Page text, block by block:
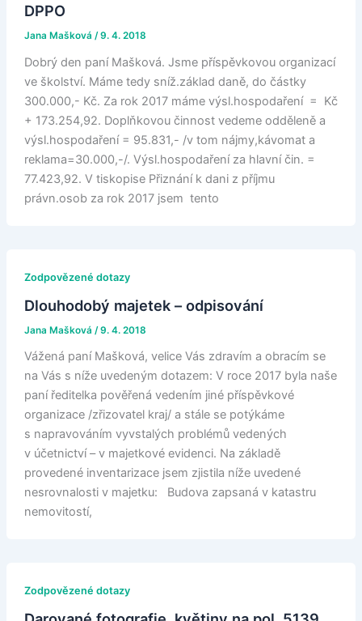
DPPO
Jana Mašková /9. 4. 2018
Dobrý den paní Mašková. Jsme příspěvkovou organizací
ve školství. Máme tedy sníž.základ daně, do částky
300.000,- Kč. Za rok 2017 máme výsl.hospodaření = Kč
+ 173.254,92. Doplňkovou činnost vedeme odděleně a
výsl.hospodaření = 95.831,- /v tom nájmy,kávomat a
reklama=30.000,-/. Výsl.hospodaření za hlavní čin. =
77.423,92. V tiskopise Přiznání k dani z příjmu
právn.osob za rok 2017 jsem tento
Zodpovězené dotazy
Dlouhodobý majetek – odpisování
Jana Mašková /9. 4. 2018
Vážená paní Mašková, velice Vás zdravím a obracím se
na Vás s níže uvedeným dotazem: V roce 2017 byla naše
paní ředitelka pověřená vedením jiné příspěvkové
organizace /zřizovatel kraj/ a stále se potýkáme
s napravováním vyvstalých problémů vedených
v účetnictví – v majetkové evidenci. Na základě
provedené inventarizace jsem zjistila níže uvedené
nesrovnalosti v majetku: Budova zapsaná v katastru
nemovitostí,
Zodpovězené dotazy